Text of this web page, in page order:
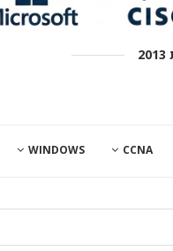
CCNA
WINDOWS